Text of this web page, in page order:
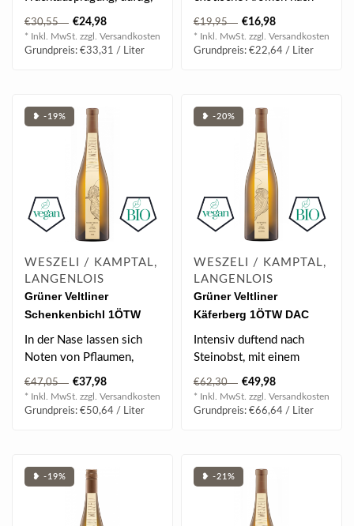
lebhaft und frisch,
Weingartenpfir..
€30,55 €24,98
* Inkl. MwSt. zzgl. Versandkosten
Grundpreis: €33,31 / Liter
Ananas und Mango aber
auch Krä..
€19,95 €16,98
* Inkl. MwSt. zzgl. Versandkosten
Grundpreis: €22,64 / Liter
❥ -19%
WESZELI / KAMPTAL,
LANGENLOIS
Grüner Veltliner
Schenkenbichl 1ÖTW
DAC Reserve 2018 0.75 l
In der Nase lassen sich
Noten von Pflaumen,
reifem Pfirsich und
Ananas erkennen...
€47,05 €37,98
* Inkl. MwSt. zzgl. Versandkosten
Grundpreis: €50,64 / Liter
❥ -20%
WESZELI / KAMPTAL,
LANGENLOIS
Grüner Veltliner
Käferberg 1ÖTW DAC
Reserve 2018 0.75 l
Intensiv duftend nach
Steinobst, mit einem
Hauch von hellen
Blütennoten und dez..
€62,30 €49,98
* Inkl. MwSt. zzgl. Versandkosten
Grundpreis: €66,64 / Liter
❥ -19% ❥ -21%